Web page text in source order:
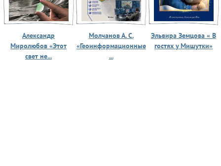
Александр
Миролюбов «Этот
свет не...
Молчанов А. С.
«Геоинформационные
...
Эльвира Земцова « В
гостях у Мишутки»